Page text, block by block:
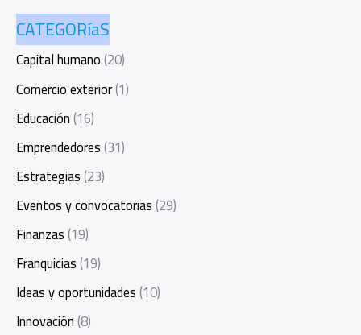
CATEGORíaS
Capital humano(20)
Comercio exterior(1)
Educación(16)
Emprendedores(31)
Estrategias(23)
Eventos y convocatorias(29)
Finanzas(19)
Franquicias(19)
Ideas y oportunidades(10)
Innovación(8)